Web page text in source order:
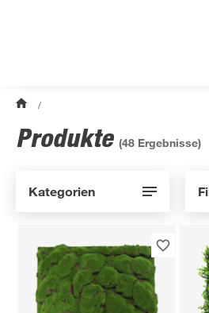
/
Produkte (48 Ergebnisse)
Kategorien